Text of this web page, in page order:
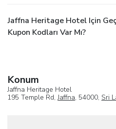
Jaffna Heritage Hotel Için
Kupon Kodları Var Mı?
Konum
Jaffna Heritage Hotel
195 Temple Rd,Jaffna, 54000, Sri